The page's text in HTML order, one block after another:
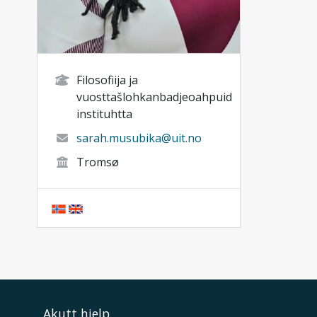
Filosofiija ja
vuosttašlohkanbadjeoahpuid
instituhtta
sarah.musubika@uit.no
Tromsø
Akutt hjelp